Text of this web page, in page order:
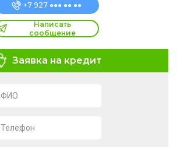
+7 927 ●●● ●● ●●
Написать
сообщение
Заявка на кредит
ФИО
Телефон